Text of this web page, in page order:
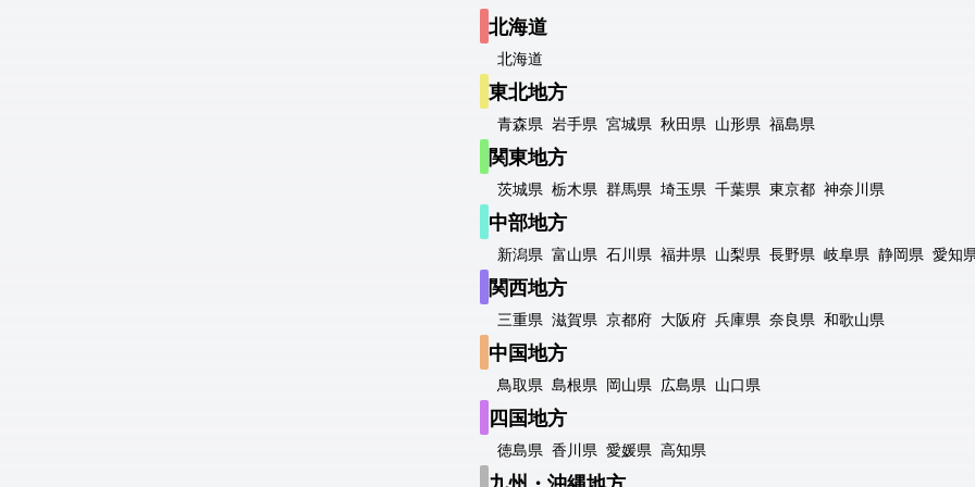
北海道
北海道
東北地方
青森県 岩手県 宮城県 秋田県 山形県 福島県
関東地方
茨城県 栃木県 群馬県 埼玉県 千葉県 東京都 神奈川県
中部地方
新潟県 富山県 石川県 福井県 山梨県 長野県 岐阜県 静岡県 愛知
関西地方
三重県 滋賀県 京都府 大阪府 兵庫県 奈良県 和歌山県
中国地方
鳥取県 島根県 岡山県 広島県 山口県
四国地方
徳島県 香川県 愛媛県 高知県